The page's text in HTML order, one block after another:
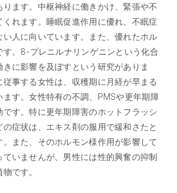
ます。中枢神経に働きかけ、緊張や不
れます。睡眠促進作用に優れ、不眠症
人に向いています。また、優れたホル
す。8-プレニルナリンゲニンという化合
に影響を及ぼすという研究がありま
事する女性は、収穫期に月経が早まる
ます。女性特有の不調、PMSや更年期障
す。特に更年期障害のホットフラッシ
の症状は、エキス剤の服用で緩和さたと
また、そのホルモン様作用が影響して
ていませんが、男性には性的興奮の抑制
です。